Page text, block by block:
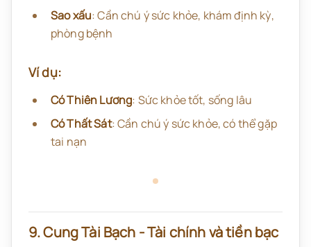
Sao xấu: Cần chú ý sức khỏe, khám định kỳ,
phòng bệnh
Ví dụ:
Có Thiên Lương: Sức khỏe tốt, sống lâu
Có Thất Sát: Cần chú ý sức khỏe, có thể gặp
tai nạn
9. Cung Tài Bạch - Tài chính và tiền bạc